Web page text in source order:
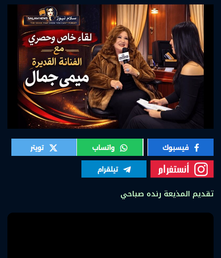
تقديم المذيعة رنده صباحي